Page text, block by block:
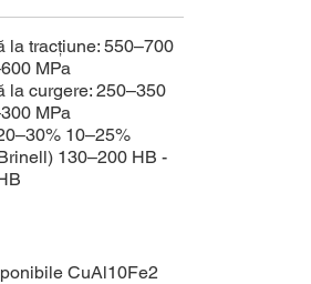
la tracțiune: 550–700
MPa
la curgere: 250–350
MPa
10–25%
130–200 HB -
CuAl10Fe2